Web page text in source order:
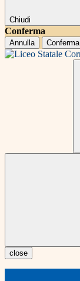
Chiudi
Conferma
Annulla Conferma
close